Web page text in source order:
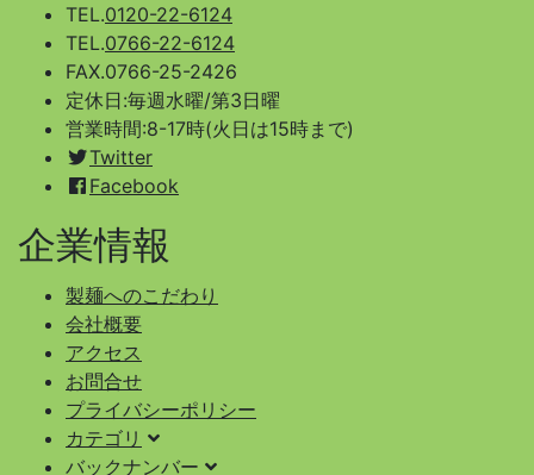
TEL.0120-22-6124
TEL.0766-22-6124
FAX.0766-25-2426
定休日:毎週水曜/第3日曜
営業時間:8-17時(火日は15時まで)
Twitter
Facebook
企業情報
製麺へのこだわり
会社概要
アクセス
お問合せ
プライバシーポリシー
カテゴリ
バックナンバー